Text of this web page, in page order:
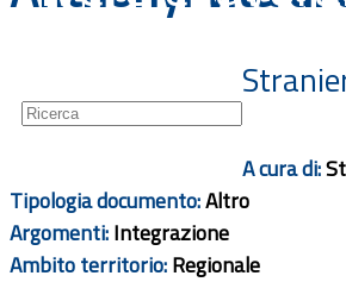
A cura di:
Tipologia documento:Altro
Argomenti:Integrazione
Ambito territorio:Regionale